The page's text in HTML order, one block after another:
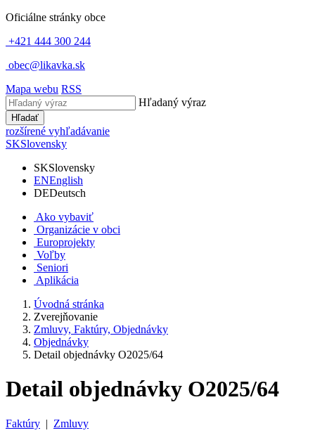
Oficiálne stránky obce
+421 444 300 244
obec@likavka.sk
Mapa webu RSS
Hľadaný výraz
Hľadať
rozšírené vyhľadávanie
SKSlovensky
SKSlovensky
ENEnglish
DEDeutsch
Ako vybaviť
Organizácie v obci
Europrojekty
Voľby
Seniori
Aplikácia
Úvodná stránka
Zverejňovanie
Zmluvy, Faktúry, Objednávky
Objednávky
Detail objednávky O2025/64
Detail objednávky O2025/64
Faktúry | Zmluvy